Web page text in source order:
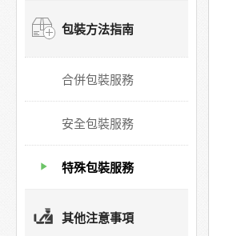
包裝方法指南
合併包裝服務
安全包裝服務
特殊包裝服務
其他注意事項